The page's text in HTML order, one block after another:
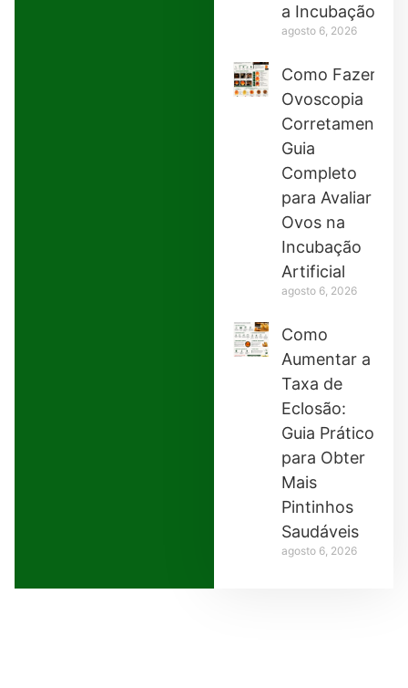
a Incubação
agosto 6, 2026
Como Fazer
Ovoscopia
Corretamente:
Guia
Completo
para Avaliar
Ovos na
Incubação
Artificial
agosto 6, 2026
Como
Aumentar a
Taxa de
Eclosão:
Guia Prático
para Obter
Mais
Pintinhos
Saudáveis
agosto 6, 2026